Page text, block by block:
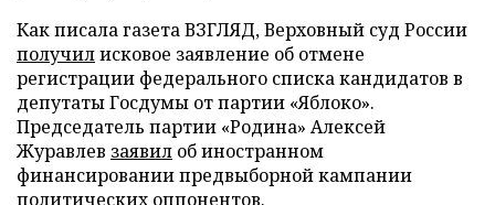
Как писала газета ВЗГЛЯД, Верховный суд России
получилисковое заявление об отмене
регистрации федерального списка кандидатов в
депутаты Госдумы от партии «Яблоко».
Председатель партии «Родина» Алексей
Журавлев заявил об иностранном
финансировании предвыборной кампании
политических оппонентов.